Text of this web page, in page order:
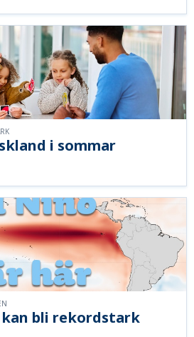
i sommar
kan bli rekordstark